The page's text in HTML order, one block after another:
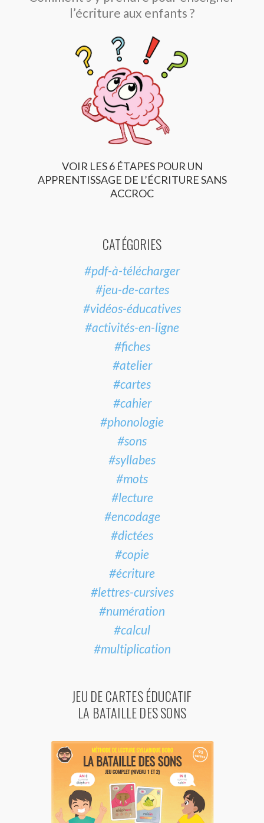
l’écriture aux enfants ?
VOIR LES 6 ÉTAPES POUR UN
APPRENTISSAGE DE L’ÉCRITURE SANS
ACCROC
CATÉGORIES
#pdf-à-télécharger
#jeu-de-cartes
#vidéos-éducatives
#activités-en-ligne
#fiches
#atelier
#cartes
#cahier
#phonologie
#sons
#syllabes
#mots
#lecture
#encodage
#dictées
#copie
#écriture
#lettres-cursives
#numération
#calcul
#multiplication
JEU DE CARTES ÉDUCATIF
LA BATAILLE DES SONS